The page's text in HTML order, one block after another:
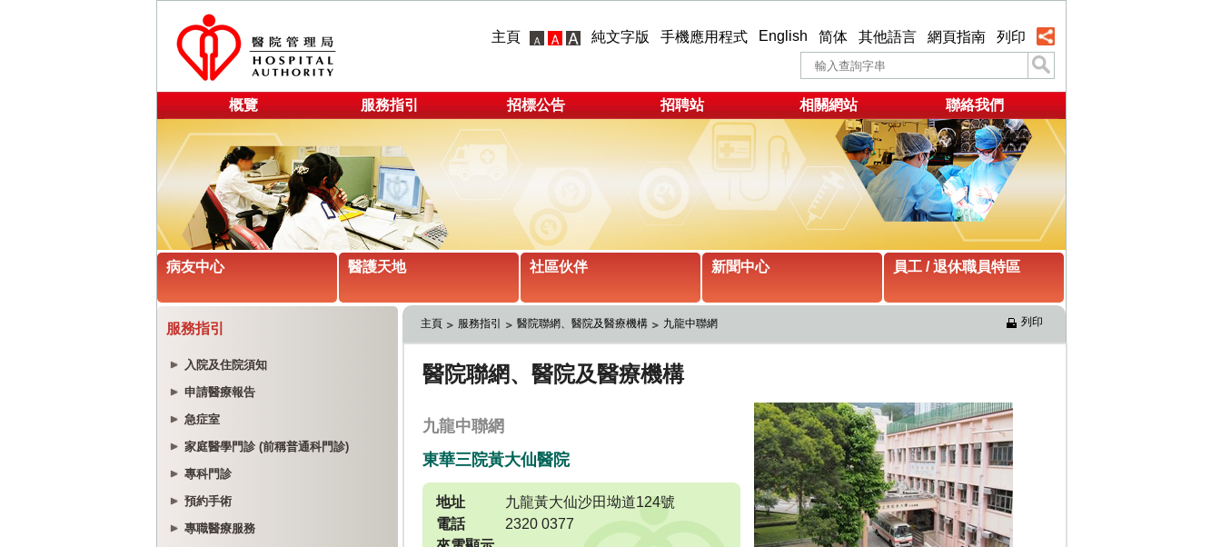
主頁 純文字版 手機應用程式 English 简体 其他語言 網頁指南 列印
概覽 服務指引 招標公告 招聘站 相關網站 聯絡我們
病友中心 醫護天地 社區伙伴 新聞中心 員工 / 退休職員特區
服務指引
入院及住院須知
申請醫療報告
急症室
家庭醫學門診 (前稱普通科門診)
專科門診
預約手術
專職醫療服務
主頁 服務指引 醫院聯網、醫院及醫療機構 九龍中聯網 列印